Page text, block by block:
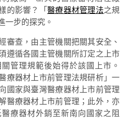
的影響？「 醫療器材管理法之規
一步的探究。
審查，由主管機關把關其安全、
遵循各國主管機關所訂定之上市
管理規範後始得於該國上市。
療器材上市前管理法規研析」一
國家與臺灣醫療器材上市前管理
醫療器材上市前管理；此外，亦
療器材外銷至新南向國家之阻